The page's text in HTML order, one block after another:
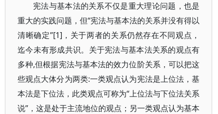
宪法与基本法的关系不仅是重大理论问题，也是
重大的实践问题，但“宪法与基本法的关系并没有得以
清晰确定”[1]，关于两者的关系仍然存在不同观点，
迄今未有形成共识。关于宪法与基本法关系的观点有
多种,但根据宪法与基本法的效力位阶关系，可以把这
些观点大体分为两类:一类观点认为宪法是上位法，基
本法是下位法，此类观点可称为“上位法与下位法关系
说”，这是处于主流地位的观点；另一类观点认为基本